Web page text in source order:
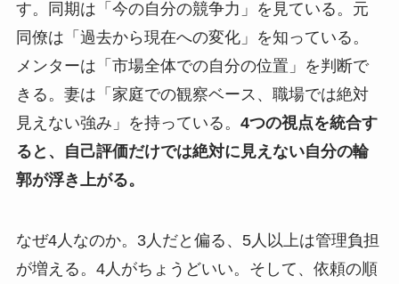
す。同期は「今の自分の競争力」を見ている。元
同僚は「過去から現在への変化」を知っている。
メンターは「市場全体での自分の位置」を判断で
きる。妻は「家庭での観察ベース、職場では絶対
見えない強み」を持っている。 4つの視点を統合す
ると、自己評価だけでは絶対に見えない自分の輪
郭が浮き上がる。
なぜ4人なのか。3人だと偏る、5人以上は管理負担
が増える。4人がちょうどいい。そして、依頼の順